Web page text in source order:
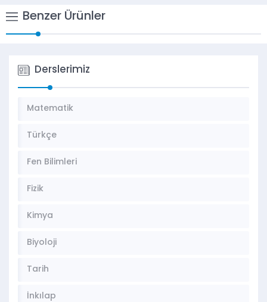
Benzer Ürünler
Derslerimiz
Matematik
Türkçe
Fen Bilimleri
Fizik
Kimya
Biyoloji
Tarih
İnkılap